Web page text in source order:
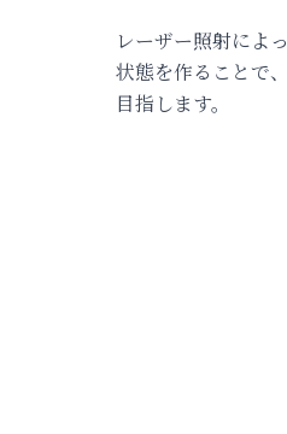
レーザー照射によ
状態を作ることで
目指します。